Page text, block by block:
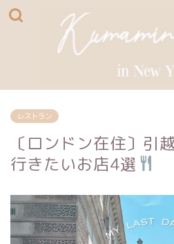
レストラン
〔ロンドン在住〕引
行きたいお店4選